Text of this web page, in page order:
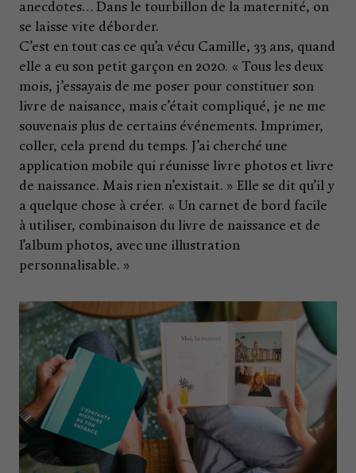
anecdotes… Dans le tourbillon de la maternité, on
se laisse vite déborder.
C’est en tout cas ce qu’a vécu Camille, 33 ans, quand
elle a eu son petit garçon en 2020. « Tous les deux
mois, j’essayais de me poser pour constituer son
livre de naisance, mais c’était compliqué, je ne me
souvenais plus de certains événements. Imprimer,
coller, cela prend du temps. J’ai cherché une
application mobile qui réunisse livre photos et livre
de naissance. Mais rien n’existait. » Elle se dit qu’il y
a quelque chose à créer. « Un carnet de bord facile
à utiliser, combinaison du livre de naissance et de
l’album photos, avec une illustration
personnalisable. »